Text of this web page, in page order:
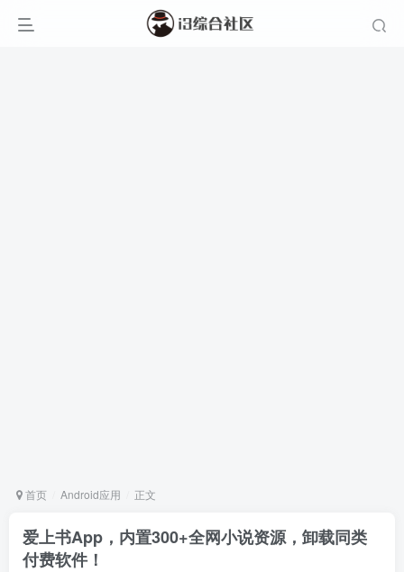
首页 Android应用 正文
爱上书App，内置300+全网小说资源，卸载同类
付费软件！